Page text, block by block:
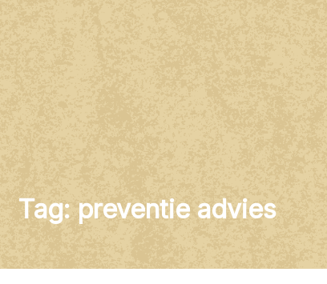
Tag: preventie advies